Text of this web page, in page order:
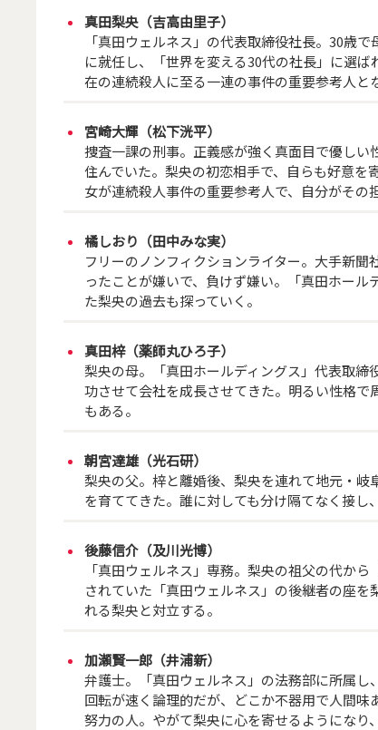
真田梨央（吉高由里子）
「真田ウェルネス」の代表取締役社長。30歳
に就任し、「世界を変える30代の社長」に選
在の連続殺人に至る一連の事件の重要参考人と
宮崎大輝（松下洸平）
捜査一課の刑事。正義感が強く真面目で優し
住んでいた。梨央の初恋相手で、自らも好意
女が連続殺人事件の重要参考人で、自分がその
橘しおり（田中みな実）
フリーのノンフィクションライター。大手新
ったことが嫌いで、負けず嫌い。「真田ホー
た梨央の過去も探っていく。
真田梓（薬師丸ひろ子）
梨央の母。「真田ホールディングス」代表取
功させて会社を成長させてきた。明るい性格
もある。
朝宮達雄（光石研）
梨央の父。梓と離婚後、梨央を連れて地元・
を育ててきた。誰に対しても分け隔てなく接し
後藤信介（及川光博）
「真田ウェルネス」専務。梨央の祖父の代か
されていた「真田ウェルネス」の後継者の座
れる梨央と対立する。
加瀬賢一郎（井浦新）
弁護士。「真田ウェルネス」の法務部に所属
回転が速く論理的だが、どこか不器用で人間
努力の人。やがて梨央に心を寄せるようになり